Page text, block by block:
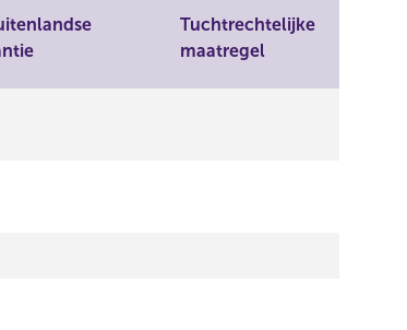
Tuchtrechtelijke
maatregel